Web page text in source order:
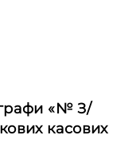
«№ З/
касових